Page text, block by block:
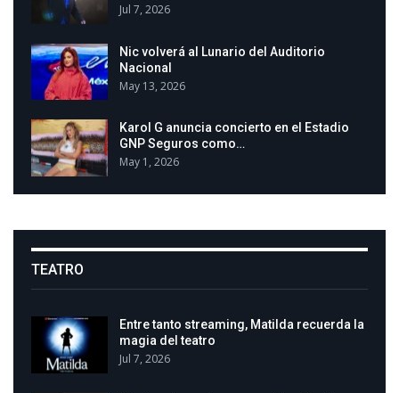
Jul 7, 2026
Nic volverá al Lunario del Auditorio
Nacional
May 13, 2026
Karol G anuncia concierto en el Estadio
GNP Seguros como…
May 1, 2026
TEATRO
Entre tanto streaming, Matilda recuerda la
magia del teatro
Jul 7, 2026